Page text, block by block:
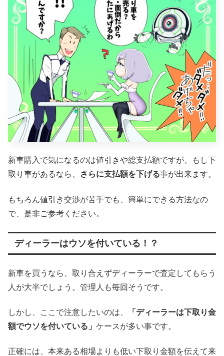
新車購入で気になるのは値引きや総支払額ですが、もし下
取り車があるなら、
さらに支払額を下げる事が出来ます。
もちろん値引き交渉が苦手でも、簡単にできる方法なの
で、是非ご参考ください。
ディーラーはウソを付いている！？
新車を買うなら、取り合えずディーラーで査定してもらう
人が大半でしょう。管理人も毎回そうです。
しかし、ここで注意したいのは、
「ディーラーは下取り金
額でウソを付いている」 ケースが多い事です。
正確には、本来ある相場よりも低い下取り金額を伝えて来